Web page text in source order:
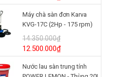
gốc
là:
12.500.000₫.
hiện
tại
là:
Máy chà sàn đơn Karva
KVG-17C (2Hp - 175 rpm)
14.350.000₫
Giá
gốc
là:
12.500.000₫Giá
hiện
tại
Nước lau sàn trung tính